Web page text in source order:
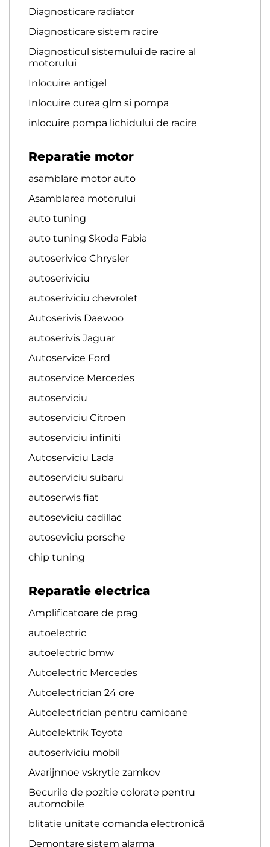
Diagnosticare radiator
Diagnosticare sistem racire
Diagnosticul sistemului de racire al
motorului
Inlocuire antigel
Inlocuire curea glm si pompa
inlocuire pompa lichidului de racire
Reparatie motor
asamblare motor auto
Asamblarea motorului
auto tuning
auto tuning Skoda Fabia
autoserivice Chrysler
autoseriviciu
autoseriviciu chevrolet
Autoserivis Daewoo
autoserivis Jaguar
Autoservice Ford
autoservice Mercedes
autoserviciu
autoserviciu Citroen
autoserviciu infiniti
Autoserviciu Lada
autoserviciu subaru
autoserwis fiat
autoseviciu cadillac
autoseviciu porsche
chip tuning
Reparatie electrica
Amplificatoare de prag
autoelectric
autoelectric bmw
Autoelectric Mercedes
Autoelectrician 24 ore
Autoelectrician pentru camioane
Autoelektrik Toyota
autoseriviciu mobil
Avarijnnoe vskrytie zamkov
Becurile de pozitie colorate pentru
automobile
blitatie unitate comanda electronică
Demontare sistem alarma